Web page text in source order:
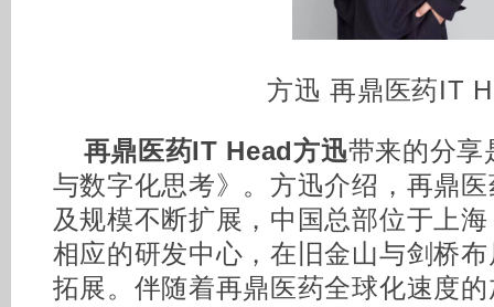
方迅 再鼎医药IT
再鼎医药IT Head方迅带来的分享
与数字化思考》。方迅介绍，再鼎
及规模不断扩展，中国总部位于上
相应的研发中心，在旧金山与剑桥
拓展。伴随着再鼎医药全球化速度